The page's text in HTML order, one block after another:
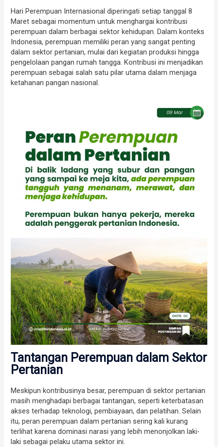
Hari Perempuan Internasional diperingati setiap tanggal 8
Maret sebagai momentum untuk menghargai kontribusi
perempuan dalam berbagai sektor kehidupan. Dalam konteks
Indonesia, perempuan memiliki peran yang sangat penting
dalam sektor pertanian, mulai dari kegiatan produksi hingga
pengelolaan pangan rumah tangga. Kontribusi ini menjadikan
perempuan sebagai salah satu pilar utama dalam menjaga
ketahanan pangan nasional.
Tantangan Perempuan dalam Sektor
Pertanian
Meskipun kontribusinya besar, perempuan di sektor pertanian
masih menghadapi berbagai tantangan, seperti keterbatasan
akses terhadap teknologi, pembiayaan, dan pelatihan. Selain
itu, peran perempuan dalam pertanian sering kali kurang
terlihat karena dominasi narasi yang lebih menonjolkan laki-
laki sebagai pelaku utama sektor ini.